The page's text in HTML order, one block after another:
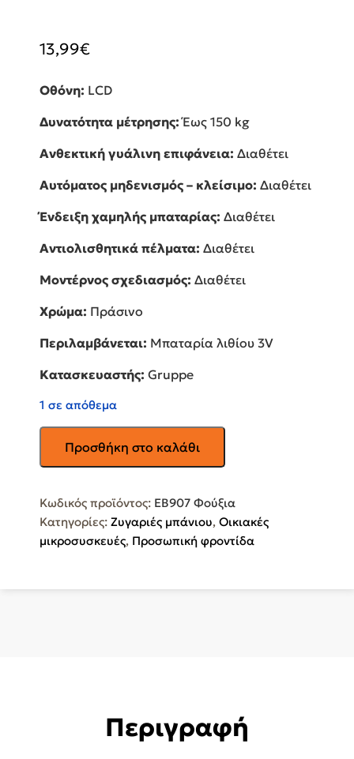
13,99€
Οθόνη: LCD
Δυνατότητα μέτρησης:Έως 150 kg
Ανθεκτική γυάλινη επιφάνεια: Διαθέτει
Αυτόματος μηδενισμός – κλείσιμο: Διαθέτει
Ένδειξη χαμηλής μπαταρίας: Διαθέτει
Αντιολισθητικά πέλματα: Διαθέτει
Μοντέρνος σχεδιασμός: Διαθέτει
Χρώμα: Πράσινο
Περιλαμβάνεται: Μπαταρία λιθίου 3V
Κατασκευαστής: Gruppe
1 σε απόθεμα
Ψηφιακή
Ροζ
χρώμα
EB907
ποσότητα
Προσθήκη στο καλάθι
Κωδικός προϊόντος: EB907 Φούξια
Κατηγορίες: Ζυγαριές μπάνιου, Οικιακές
μικροσυσκευές, Προσωπική φροντίδα
Περιγραφή